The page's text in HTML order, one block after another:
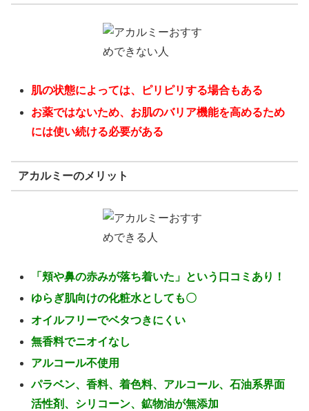
肌の状態によっては、ピリピリする場合もある
お薬ではないため、お肌のバリア機能を高めるため
には使い続ける必要がある
アカルミーのメリット
「頬や鼻の赤みが落ち着いた」という口コミあり！
ゆらぎ肌向けの化粧水としても〇
オイルフリーでベタつきにくい
無香料でニオイなし
アルコール不使用
パラベン、香料、着色料、アルコール、石油系界面
活性剤、シリコーン、鉱物油が無添加